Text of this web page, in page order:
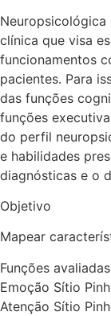
clínica que visa
funcionamentos
pacientes. Para
das funções
funções
do perfil
e habilidades
diagnósticas e o
Objetivo
Mapear
Funções
Emoção Sítio
Atenção Sítio